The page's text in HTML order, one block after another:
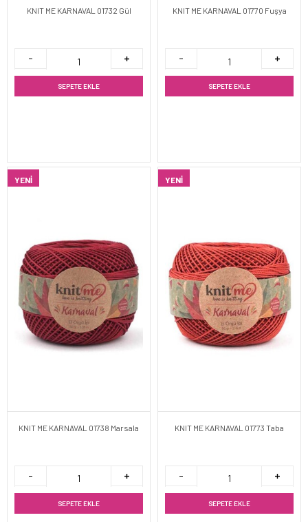
KNIT ME KARNAVAL 01732 Gül
SEPETE EKLE
KNIT ME KARNAVAL 01770 Fuşya
SEPETE EKLE
YENI
KNIT ME KARNAVAL 01738 Marsala
SEPETE EKLE
YENI
KNIT ME KARNAVAL 01773 Taba
SEPETE EKLE